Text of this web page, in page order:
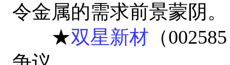
令金属的需求前景蒙阴。
★双星新材 （